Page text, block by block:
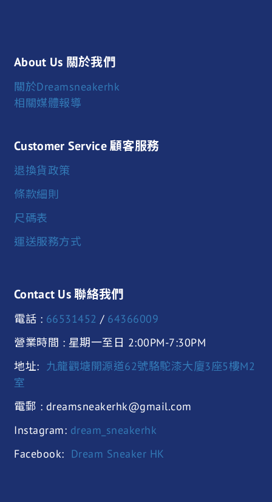
About Us 關於我們
關於Dreamsneakerhk
相關媒體報導
Customer Service 顧客服務
退換貨政策
條款細則
尺碼表
運送服務方式
Contact Us 聯絡我們
電話 : 66531452 / 64366009
營業時間 : 星期一至日 2:00PM-7:30PM
地址:
九龍觀塘開源道62號駱駝漆大廈3座5樓M2
室
電郵 : dreamsneakerhk@gmail.com
Instagram: dream_sneakerhk
Facebook: Dream Sneaker HK